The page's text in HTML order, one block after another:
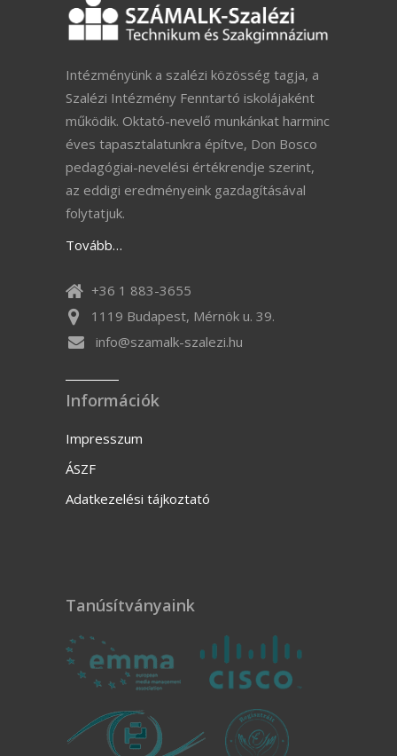
Intézményünk a szalézi közösség tagja, a
Szalézi Intézmény Fenntartó iskolájaként
működik. Oktató-nevelő munkánkat harminc
éves tapasztalatunkra építve, Don Bosco
pedagógiai-nevelési értékrendje szerint,
az eddigi eredményeink gazdagításával
folytatjuk.
Tovább…
+36 1 883-3655
1119 Budapest, Mérnök u. 39.
info@szamalk-szalezi.hu
Információk
Impresszum
ÁSZF
Adatkezelési tájkoztató
Tanúsítványaink